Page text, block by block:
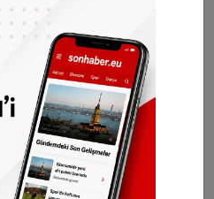
maliyetler vergiden
geri alabileceğinizle
gereken şey 2018
için geriye dönük
olmanızdır.